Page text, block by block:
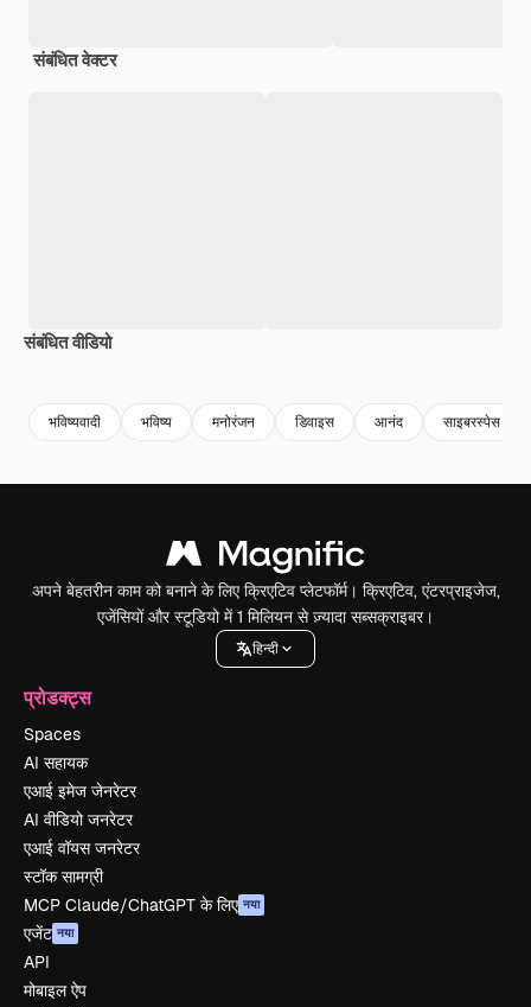
संबंधित वेक्टर
संबंधित वीडियो
भविष्यवादी भविष्य मनोरंजन डिवाइस आनंद साइबरस्पेस
अपने बेहतरीन काम को बनाने के लिए क्रिएटिव प्लेटफॉर्म। क्रिएटिव, एंटरप्राइजेज,
एजेंसियों और स्टूडियो में 1 मिलियन से ज़्यादा सब्सक्राइबर।
हिन्दी
प्रोडक्ट्स
Spaces
AI सहायक
एआई इमेज जेनरेटर
AI वीडियो जनरेटर
एआई वॉयस जनरेटर
स्टॉक सामग्री
MCP Claude/ChatGPT के लिए नया
एजेंट नया
API
मोबाइल ऐप